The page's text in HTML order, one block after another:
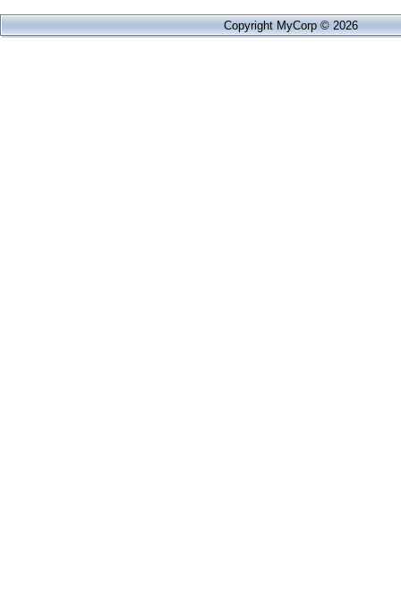
Copyright MyCorp © 2026